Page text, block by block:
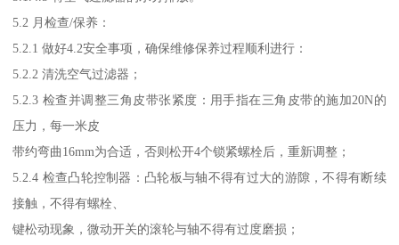
5.2 月检查/保养：
5.2.1 做好4.2安全事项，确保维修保养过程顺利进行：
5.2.2 清洗空气过滤器；
5.2.3 检查并调整三角皮带张紧度：用手指在三角皮带的施加20N的
压力，每一米皮
带约弯曲16mm为合适，否则松开4个锁紧螺栓后，重新调整；
5.2.4 检查凸轮控制器：凸轮板与轴不得有过大的游隙，不得有断续
接触，不得有螺栓、
键松动现象，微动开关的滚轮与轴不得有过度磨损；